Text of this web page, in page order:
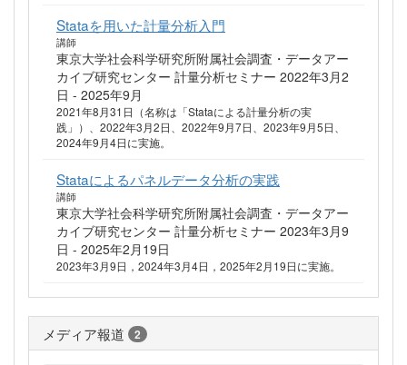
Stataを用いた計量分析入門
講師
東京大学社会科学研究所附属社会調査・データアー
カイブ研究センター 計量分析セミナー 2022年3月2
日 - 2025年9月
2021年8月31日（名称は「Stataによる計量分析の実
践」）、2022年3月2日、2022年9月7日、2023年9月5日、
2024年9月4日に実施。
Stataによるパネルデータ分析の実践
講師
東京大学社会科学研究所附属社会調査・データアー
カイブ研究センター 計量分析セミナー 2023年3月9
日 - 2025年2月19日
2023年3月9日，2024年3月4日，2025年2月19日に実施。
メディア報道 2